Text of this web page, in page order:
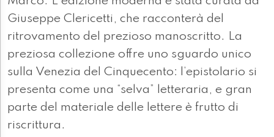
Giuseppe Clericetti, che racconterà del
ritrovamento del prezioso manoscritto. La
preziosa collezione offre uno sguardo unico
sulla Venezia del Cinquecento: l’epistolario si
presenta come una “selva” letteraria, e gran
parte del materiale delle lettere è frutto di
riscrittura.